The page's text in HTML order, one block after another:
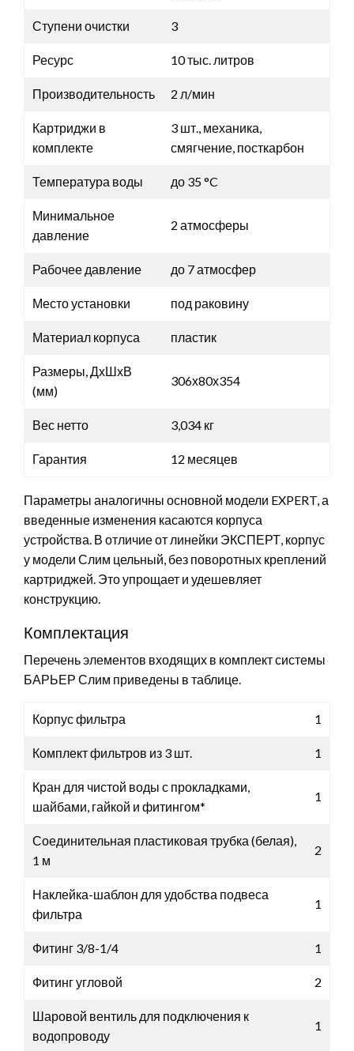
Ступени очистки 3
Ресурс 10 тыс. литров
Производительность 2 л/мин
Картриджи в
комплекте
3 шт., механика,
смягчение, посткарбон
Температура воды до 35 °C
Минимальное
давление
2 атмосферы
Рабочее давление до 7 атмосфер
Место установки под раковину
Материал корпуса пластик
Размеры, ДхШхВ
(мм)
306х80х354
Вес нетто 3,034 кг
Гарантия 12 месяцев
Параметры аналогичны основной модели EXPERT, а
введенные изменения касаются корпуса
устройства. В отличие от линейки ЭКСПЕРТ, корпус
у модели Слим цельный, без поворотных креплений
картриджей. Это упрощает и удешевляет
конструкцию.
Комплектация
Перечень элементов входящих в комплект системы
БАРЬЕР Слим приведены в таблице.
Корпус фильтра 1
Комплект фильтров из 3 шт. 1
Кран для чистой воды с прокладками,
шайбами, гайкой и фитингом*
1
Соединительная пластиковая трубка (белая),
1 м
2
Наклейка-шаблон для удобства подвеса
фильтра
1
Фитинг 3/8-1/4 1
Фитинг угловой 2
Шаровой вентиль для подключения к
водопроводу
1